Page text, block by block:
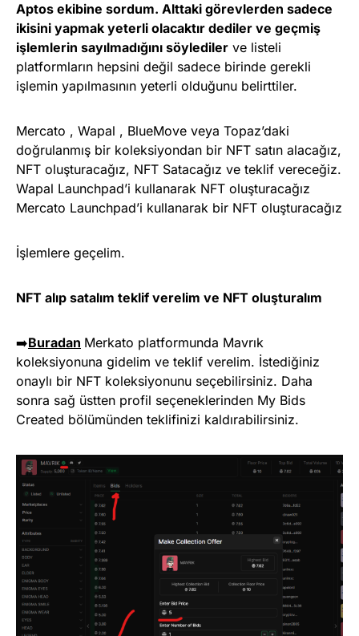
Aptos ekibine sordum. Alttaki görevlerden sadece
ikisini yapmak yeterli olacaktır dediler ve geçmiş
işlemlerin sayılmadığını söylediler ve listeli
platformların hepsini değil sadece birinde gerekli
işlemin yapılmasının yeterli olduğunu belirttiler.
Mercato , Wapal , BlueMove veya Topaz’daki
doğrulanmış bir koleksiyondan bir NFT satın alacağız,
NFT oluşturacağız, NFT Satacağız ve teklif vereceğiz.
Wapal Launchpad’i kullanarak NFT oluşturacağız
Mercato Launchpad’i kullanarak bir NFT oluşturacağız
İşlemlere geçelim.
NFT alıp satalım teklif verelim ve NFT oluşturalım
➡️Buradan Merkato platformunda Mavrık
koleksiyonuna gidelim ve teklif verelim. İstediğiniz
onaylı bir NFT koleksiyonunu seçebilirsiniz. Daha
sonra sağ üstten profil seçeneklerinden My Bids
Created bölümünden teklifinizi kaldırabilirsiniz.